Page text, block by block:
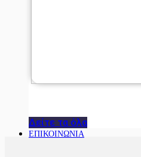
Δείτε τα όλα
ΕΠΙΚΟΙΝΩΝΙΑ